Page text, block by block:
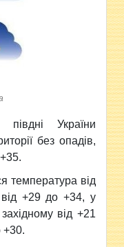
України
без опадів,
температура від
+29 до +34, у
від +21
+30.